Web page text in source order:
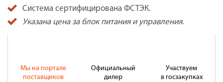
Система сертифицирована ФСТЭК.
Указана цена за блок питания и управления.
Мы на портале
поставщиков
Официальный
дилер
Участвуем
в госзакупках